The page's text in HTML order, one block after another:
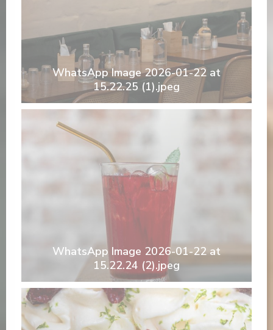
WhatsApp Image 2026-01-22 at
15.22.25 (1).jpeg
WhatsApp Image 2026-01-22 at
15.22.24 (2).jpeg